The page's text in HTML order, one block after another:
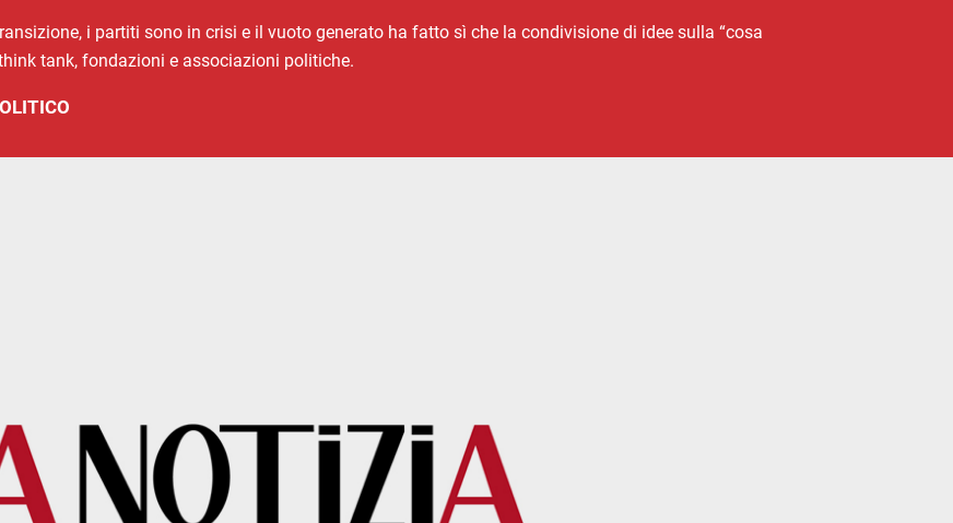
i partiti sono in crisi e il vuoto generato ha fatto sì che la condivisione di idee sulla “cosa
tank, fondazioni e associazioni politiche.